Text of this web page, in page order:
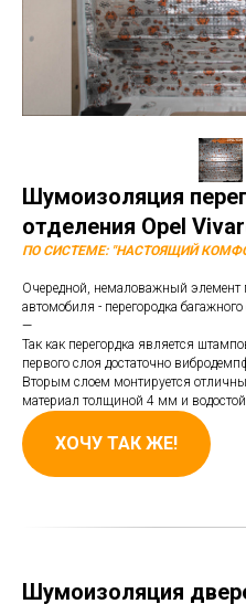
Шумоизоляция
отделения Opel
ПО СИСТЕМЕ: "НАСТОЯЩИЙ
Очередной, немаловажный
автомобиля - перегородка багажного
—
Так как перегордка является
первого слоя достаточно
Вторым слоем монтируется
материал толщиной 4 мм и
ХОЧУ ТАК ЖЕ!
Шумоизоляция